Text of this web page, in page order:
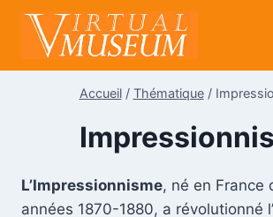
Aller
contenu
Accueil / Thématique /
L’Impressionnisme, né en France
années 1870-1880, a révolutionné